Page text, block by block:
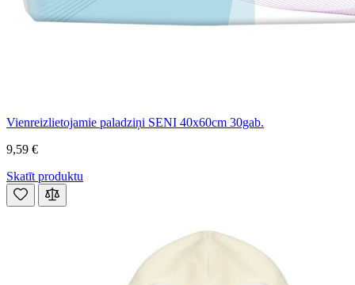
Vienreizlietojamie paladziņi SENI 40x60cm 30gab.
9,59 €
Skatīt produktu